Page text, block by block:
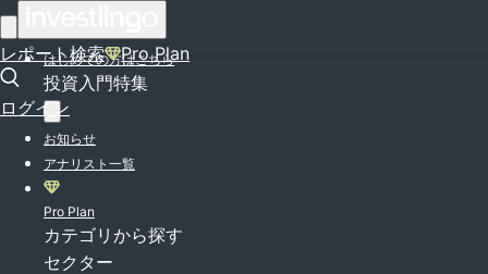
レポート検索 Pro Plan
ログイン
はじめての方はこちら
投資入門特集
お知らせ
アナリスト一覧
Pro Plan
カテゴリから探す
セクター